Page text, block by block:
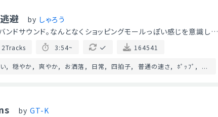
避 by しゃろう
ンドサウンド。なんとなくショッピングモールっぽい感じを意識し…
2Tracks 3:54~ 164541
穏やか 爽やか お洒落 日常 四拍子 普通の速さ ﾎﾟｯﾌﾟ ...
by GT-K